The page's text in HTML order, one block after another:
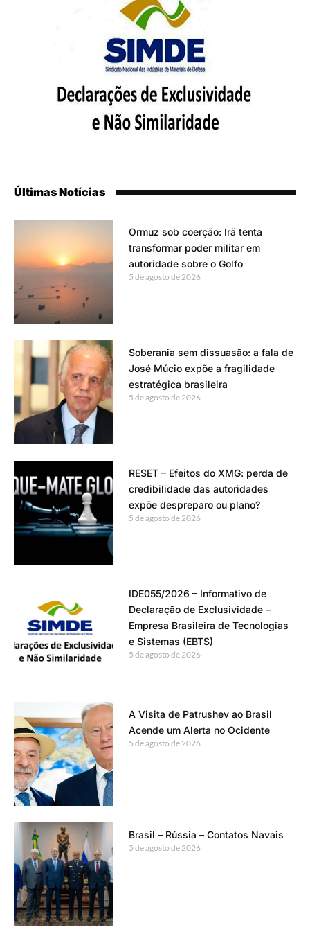
Últimas Notícias
Ormuz sob coerção: Irã tenta
transformar poder militar em
autoridade sobre o Golfo
5 de agosto de 2026
Soberania sem dissuasão: a fala de
José Múcio expõe a fragilidade
estratégica brasileira
5 de agosto de 2026
RESET – Efeitos do XMG: perda de
credibilidade das autoridades
expõe despreparo ou plano?
5 de agosto de 2026
IDE055/2026 – Informativo de
Declaração de Exclusividade –
Empresa Brasileira de Tecnologias
e Sistemas (EBTS)
5 de agosto de 2026
A Visita de Patrushev ao Brasil
Acende um Alerta no Ocidente
5 de agosto de 2026
Brasil – Rússia – Contatos Navais
5 de agosto de 2026